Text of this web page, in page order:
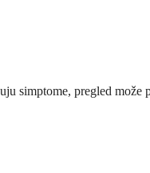
simptome, pregled